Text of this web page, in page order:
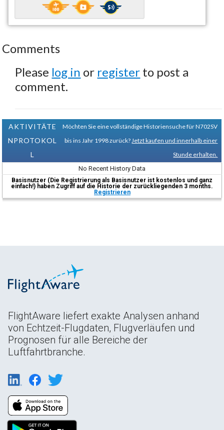
Comments
Please log in or register to post a
comment.
AKTIVITÄTE
NPROTOKOL
L
Möchten Sie eine vollständige Historiensuche für N702SV
bis ins Jahr 1998 zurück? Jetzt kaufen und innerhalb einer
Stunde erhalten.
No Recent History Data
Basisnutzer (Die Registrierung als Basisnutzer ist kostenlos und ganz
einfach!) haben Zugriff auf die Historie der zurückliegenden 3 months.
Registrieren
FlightAware liefert exakte Analysen anhand
von Echtzeit-Flugdaten, Flugverläufen und
Prognosen für alle Bereiche der
Luftfahrtbranche.